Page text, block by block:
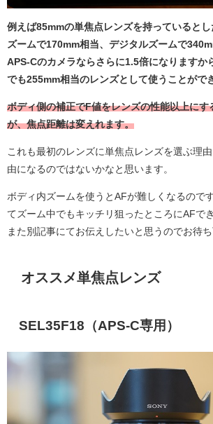
例えば85mmの単焦点レンズを持っていると
ズームで170mm相当、デジタルズームで
APS-Cのカメラならさらに1.5倍になりますか
でも255mm相当のレンズとして使うことがで
ボディ側の補正でF値をレンズの性能以上にす
が、焦点距離は変えれます。
これも最初のレンズに単焦点レンズを選ぶ理
由になるのではないかなと思います。
ボディ内ズームを使うとAFが難しくなるので
てズーム中でもキッチリ狙ったところにAFで
また別記事にてお伝えしたいと思うのでお待ち
オススメ単焦点レンズ
SEL35F18（APS-C専用）